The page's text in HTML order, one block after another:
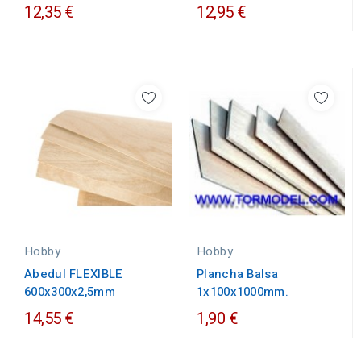
12,35 € 12,95 €
Hobby
Abedul FLEXIBLE
600x300x2,5mm
14,55 €
Hobby
Plancha Balsa
1x100x1000mm.
1,90 €